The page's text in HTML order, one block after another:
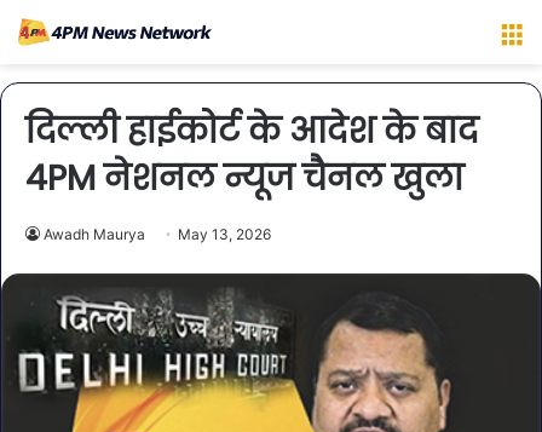
दिल्ली हाईकोर्ट के आदेश के बाद
4PM नेशनल न्यूज चैनल खुला
Awadh Maurya May 13, 2026